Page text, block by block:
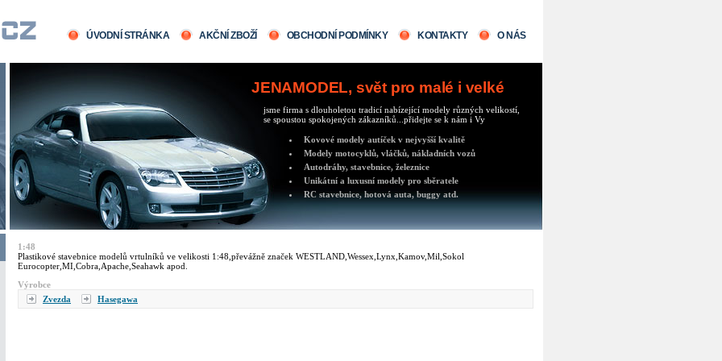
ÚVODNÍ STRÁNKA AKČNÍ ZBOŽÍ OBCHODNÍ PODMÍNKY KONTAKTY O NÁS
JENAMODEL, svět pro malé i velké
jsme firma s dlouholetou tradicí nabízející modely různých velikostí,
se spoustou spokojených zákazníků...přidejte se k nám i Vy
Kovové modely autíček v nejvyšší kvalitě
Modely motocyklů, vláčků, nákladních vozů
Autodráhy, stavebnice, železnice
Unikátní a luxusní modely pro sběratele
RC stavebnice, hotová auta, buggy atd.
1:48
Plastikové stavebnice modelů vrtulníků ve velikosti 1:48,převážně značek WESTLAND,Wessex,Lynx,Kamov,Mil,Sokol
Eurocopter,MI,Cobra,Apache,Seahawk apod.
Výrobce
Zvezda
Hasegawa